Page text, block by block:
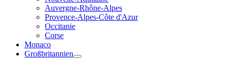
Auvergne-Rhône-Alpes
Provence-Alpes-Côte d'Azur
Occitanie
Corse
Monaco
Großbritannien